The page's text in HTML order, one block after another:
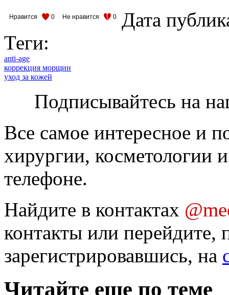
Нравится 0 Не нравится 0
Дата
Теги:
anti-age
коррекция морщин
уход за кожей
Подписывайтесь на
Все самое интересное и
хирургии, косметологии
телефоне.
Найдите в контактах
контакты или перейдите,
зарегистрировавшись, на
Читайте еще по теме